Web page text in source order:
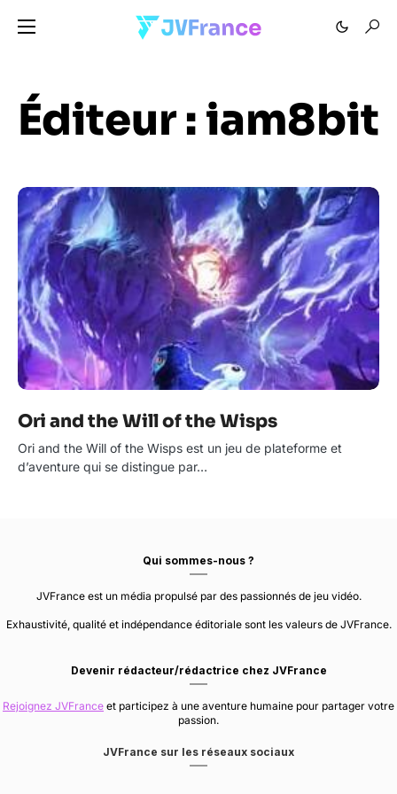
Éditeur :iam8bit
Ori and the Will of the Wisps
Ori and the Will of the Wisps est un jeu de plateforme et
d’aventure qui se distingue par…
Qui sommes-nous ?
JVFrance est un média propulsé par des passionnés de jeu vidéo.
Exhaustivité, qualité et indépendance éditoriale sont les valeurs de JVFrance.
Devenir rédacteur/rédactrice chez JVFrance
Rejoignez JVFrance et participez à une aventure humaine pour partager votre
passion.
JVFrance sur les réseaux sociaux